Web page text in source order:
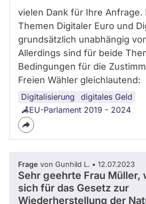
vielen Dank für Ihre Anfrage.
Themen Digitaler Euro und
grundsätzlich unabhängig
Allerdings sind für beide
Bedingungen für die
Freien Wähler gleichlautend:
Digitalisierung digitales Geld
Datenschutz
EU-Parlament 2019 - 2024
Frage von Gunhild L. • 12.07.2023
Sehr geehrte Frau Müller,
sich für das Gesetz zur
Wiederherstellung der